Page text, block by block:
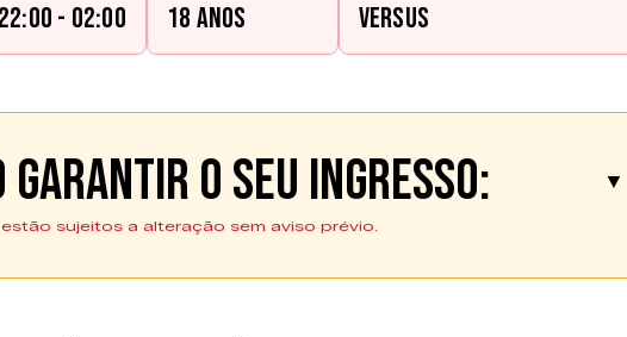
22:00 - 02:00 18 anos Versus
garantir o seu ingresso: ▼
sujeitos a alteração sem aviso prévio.